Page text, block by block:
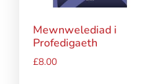
Mewnwelediad i
Profedigaeth
£8.00